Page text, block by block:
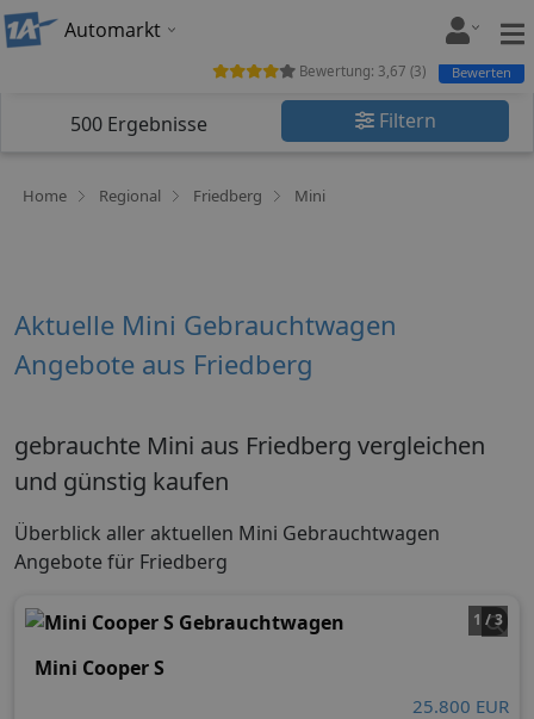
Automarkt
500 Ergebnisse Filtern
Home Regional Friedberg Mini
Bewertung: 3,67 (3) Bewerten
Aktuelle Mini Gebrauchtwagen
Angebote aus Friedberg
gebrauchte Mini aus Friedberg vergleichen
und günstig kaufen
Überblick aller aktuellen Mini Gebrauchtwagen
Angebote für Friedberg
1 / 3
Mini Cooper S
25.800 EUR